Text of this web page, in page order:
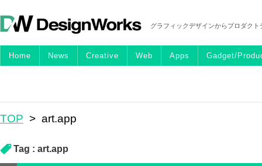
グラフィックデザインからプロダク
Home News Creative Web Apps Gadget/
TOP > art.app
Tag : art.app